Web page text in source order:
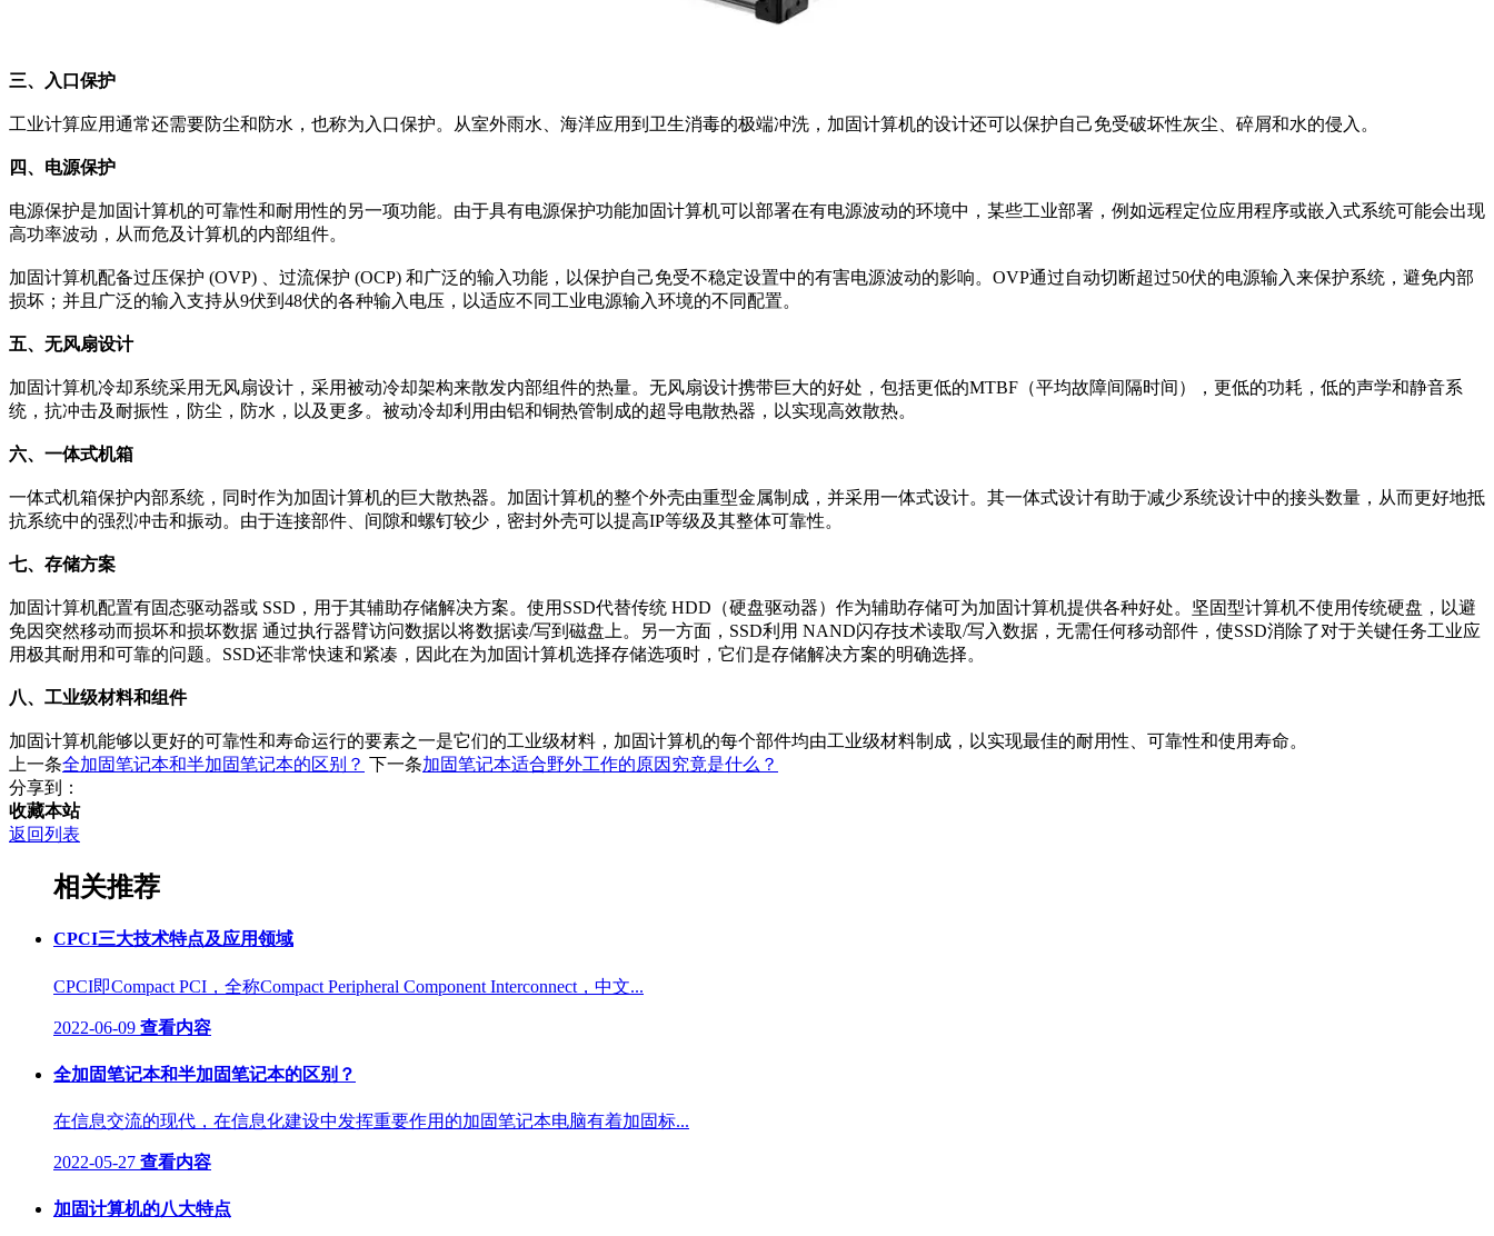
三、入口保护
工业计算应用通常还需要防尘和防水，也称为入口保护。从室外雨水、海洋应用到卫生消毒的极端冲洗，加固计算机的设计还可以保护自己免受破坏性灰尘、碎屑和水的侵入。
四、电源保护
电源保护是加固计算机的可靠性和耐用性的另一项功能。由于具有电源保护功能加固计算机可以部署在有电源波动的环境中，某些工业部署，例如远程定位应用程序或嵌入式系统可能会出现
高功率波动，从而危及计算机的内部组件。
加固计算机配备过压保护 (OVP) 、过流保护 (OCP) 和广泛的输入功能，以保护自己免受不稳定设置中的有害电源波动的影响。OVP通过自动切断超过50伏的电源输入来保护系统，避免内部
损坏；并且广泛的输入支持从9伏到48伏的各种输入电压，以适应不同工业电源输入环境的不同配置。
五、无风扇设计
加固计算机冷却系统采用无风扇设计，采用被动冷却架构来散发内部组件的热量。无风扇设计携带巨大的好处，包括更低的MTBF（平均故障间隔时间），更低的功耗，低的声学和静音系
统，抗冲击及耐振性，防尘，防水，以及更多。被动冷却利用由铝和铜热管制成的超导电散热器，以实现高效散热。
六、一体式机箱
一体式机箱保护内部系统，同时作为加固计算机的巨大散热器。加固计算机的整个外壳由重型金属制成，并采用一体式设计。其一体式设计有助于减少系统设计中的接头数量，从而更好地抵
抗系统中的强烈冲击和振动。由于连接部件、间隙和螺钉较少，密封外壳可以提高IP等级及其整体可靠性。
七、存储方案
加固计算机配置有固态驱动器或 SSD，用于其辅助存储解决方案。使用SSD代替传统 HDD（硬盘驱动器）作为辅助存储可为加固计算机提供各种好处。坚固型计算机不使用传统硬盘，以避
免因突然移动而损坏和损坏数据 通过执行器臂访问数据以将数据读/写到磁盘上。另一方面，SSD利用 NAND闪存技术读取/写入数据，无需任何移动部件，使SSD消除了对于关键任务工业应
用极其耐用和可靠的问题。SSD还非常快速和紧凑，因此在为加固计算机选择存储选项时，它们是存储解决方案的明确选择。
八、工业级材料和组件
加固计算机能够以更好的可靠性和寿命运行的要素之一是它们的工业级材料，加固计算机的每个部件均由工业级材料制成，以实现最佳的耐用性、可靠性和使用寿命。
上一条全加固笔记本和半加固笔记本的区别？ 下一条加固笔记本适合野外工作的原因究竟是什么？
分享到：
收藏本站
返回列表
相关推荐
CPCI三大技术特点及应用领域
CPCI即Compact PCI，全称Compact Peripheral Component Interconnect，中文...
2022-06-09 查看内容
全加固笔记本和半加固笔记本的区别？
在信息交流的现代，在信息化建设中发挥重要作用的加固笔记本电脑有着加固标...
2022-05-27 查看内容
加固计算机的八大特点